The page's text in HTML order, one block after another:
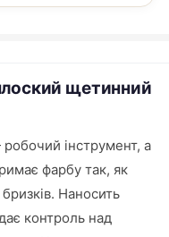
щетинний
інструмент, а
фарбу так, як
Наносить
контроль над